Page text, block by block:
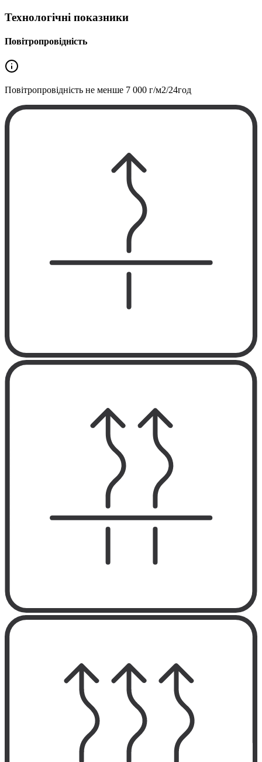
Технологічні показники
Повітропровідність
Повітропровідність не менше 7 000 г/м2/24год